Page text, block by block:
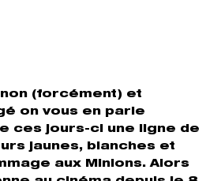
(forcément) et
on vous en parle
ces jours-ci une ligne de
jaunes, blanches et
aux Minions. Alors